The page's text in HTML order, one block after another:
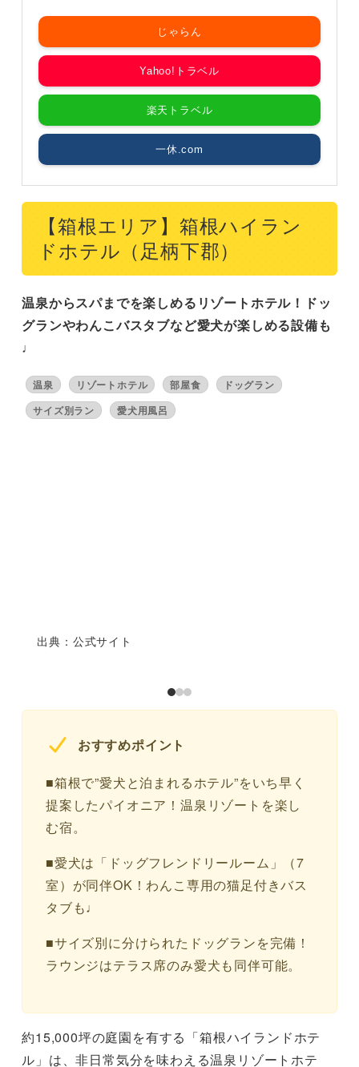
じゃらん
Yahoo!トラベル
楽天トラベル
一休.com
【箱根エリア】箱根ハイラン
ドホテル（足柄下郡）
温泉からスパまでを楽しめるリゾートホテル！ドッ
グランやわんこバスタブなど愛犬が楽しめる設備も
♩
温泉 リゾートホテル 部屋食
ドッグラン
サイズ別ラン
愛犬用風呂
出典：公式サイト
おすすめポイント
■箱根で”愛犬と泊まれるホテル”をいち早く
提案したパイオニア！温泉リゾートを楽し
む宿。
■愛犬は「ドッグフレンドリールーム」（7
室）が同伴OK！わんこ専用の猫足付きバス
タブも♩
■サイズ別に分けられたドッグランを完備！
ラウンジはテラス席のみ愛犬も同伴可能。
約15,000坪の庭園を有する「箱根ハイランドホテ
ル」は、非日常気分を味わえる温泉リゾートホテ